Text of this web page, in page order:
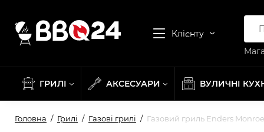
Клієнту
ГРИЛІ АКСЕСУАРИ ВУЛИЧНІ
Головна Грилі Газові грилі Газовий гриль Enders